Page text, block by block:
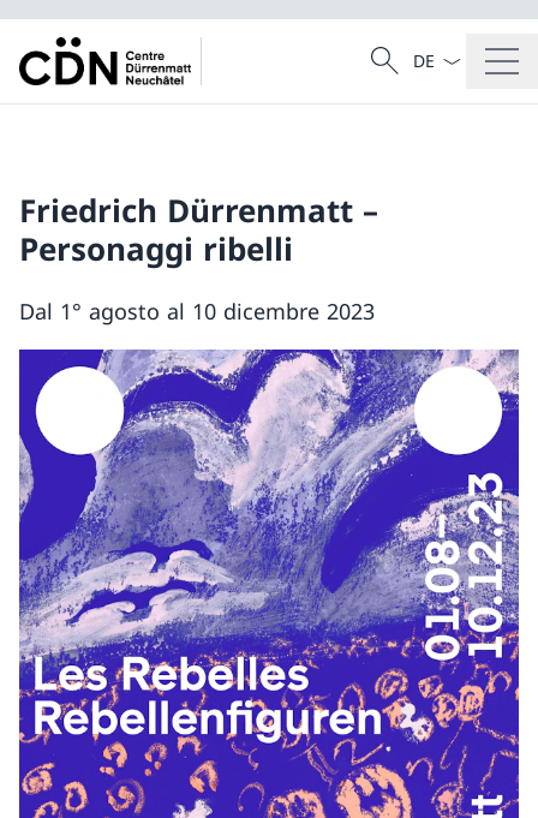
Cercare
Ricerca
Dal menu a
Friedrich Dürrenmatt –
Personaggi ribelli
Dal 1° agosto al 10 dicembre 2023